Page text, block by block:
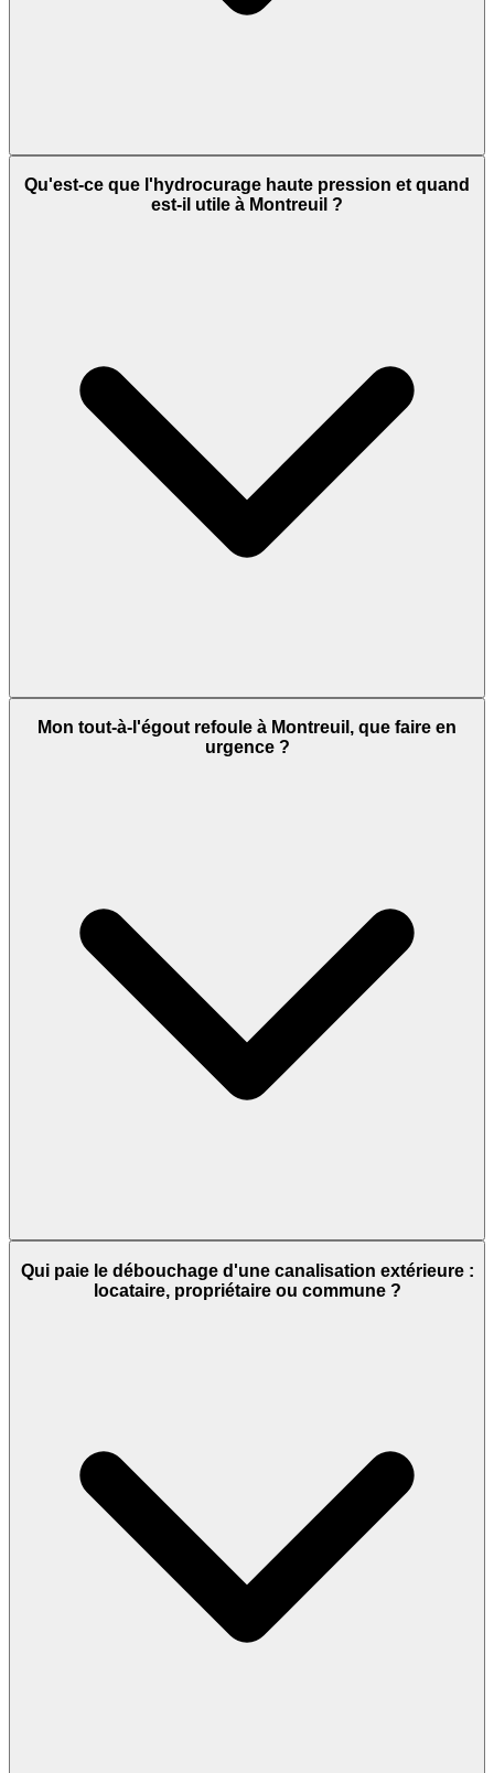
Qu'est-ce que l'hydrocurage haute pression et quand
est-il utile à Montreuil ?
Mon tout-à-l'égout refoule à Montreuil, que faire en
urgence ?
Qui paie le débouchage d'une canalisation extérieure :
locataire, propriétaire ou commune ?